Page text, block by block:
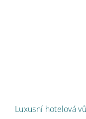
Luxusní hotelová